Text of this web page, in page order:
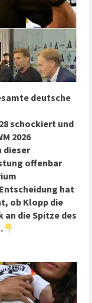
deutsche
schockiert und
2026
dieser
offenbar
hat
ob Klopp die
die Spitze des